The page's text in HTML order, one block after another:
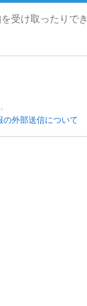
受け取ったりでき
の外部送信について